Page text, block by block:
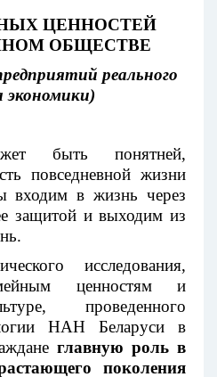
ЦЕННОСТЕЙ
ОБЩЕСТВЕ
реального
экономики)
быть понятней,
повседневной жизни
входим в жизнь через
защитой и выходим из
исследования,
ценностям и
проведенного
НАН Беларуси в
главную роль в
поколения